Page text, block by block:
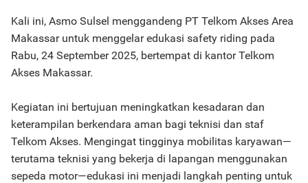
Kali ini, Asmo Sulsel menggandeng PT Telkom Akses Area
Makassar untuk menggelar edukasi safety riding pada
Rabu, 24 September 2025, bertempat di kantor Telkom
Akses Makassar.
Kegiatan ini bertujuan meningkatkan kesadaran dan
keterampilan berkendara aman bagi teknisi dan staf
Telkom Akses. Mengingat tingginya mobilitas karyawan—
terutama teknisi yang bekerja di lapangan menggunakan
sepeda motor—edukasi ini menjadi langkah penting untuk